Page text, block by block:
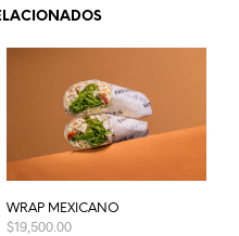
WRAP MEXICANO
$19,500.00